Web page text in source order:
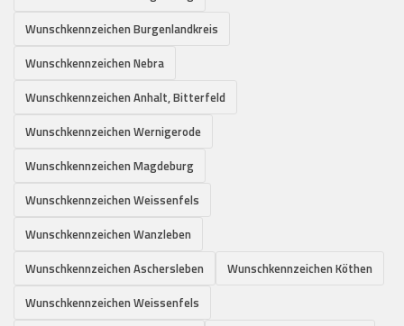
Wunschkennzeichen Burgenlandkreis
Wunschkennzeichen Nebra
Wunschkennzeichen Anhalt, Bitterfeld
Wunschkennzeichen Wernigerode
Wunschkennzeichen Magdeburg
Wunschkennzeichen Weissenfels
Wunschkennzeichen Wanzleben
Wunschkennzeichen Aschersleben
Wunschkennzeichen Köthen
Wunschkennzeichen Weissenfels